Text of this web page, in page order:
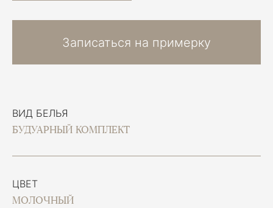
ВИД БЕЛЬЯ
БУДУАРНЫЙ КОМПЛЕКТ
ЦВЕТ
МОЛОЧНЫЙ
Записаться на примерку